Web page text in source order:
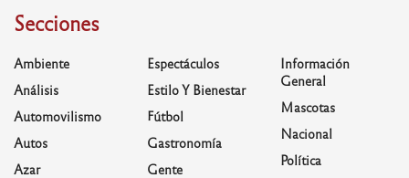
Secciones
Ambiente
Análisis
Automovilismo
Autos
Azar
Espectáculos
Estilo Y Bienestar
Fútbol
Gastronomía
Gente
Información
General
Mascotas
Nacional
Política